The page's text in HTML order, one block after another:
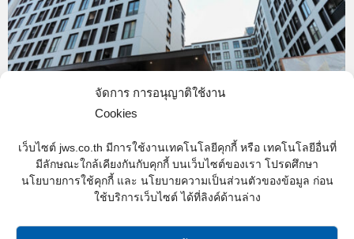
จัดการ การอนุญาติใช้งาน
Cookies
เว็บไซต์ jws.co.th มีการใช้งานเทคโนโลยีคุกกี้ หรือ เทคโนโลยีอื่นที่
มีลักษณะใกล้เคียงกันกับคุกกี้ บนเว็บไซต์ของเรา โปรดศึกษา
นโยบายการใช้คุกกี้ และ นโยบายความเป็นส่วนตัวของข้อมูล ก่อน
ใช้บริการเว็บไซต์ ได้ที่ลิงค์ด้านล่าง
J-155
Condominium-Completed ByWeb content - JWS